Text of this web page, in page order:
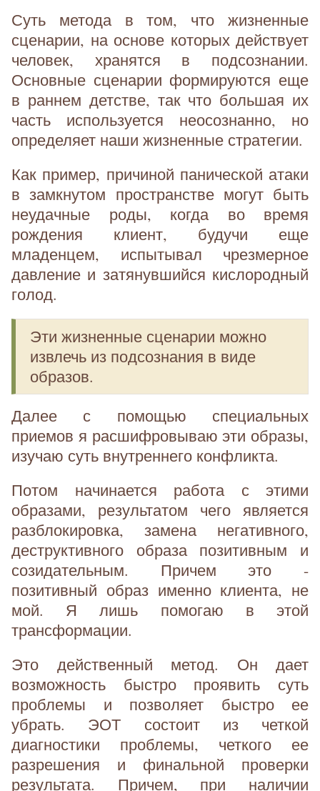
Суть метода в том, что жизненные
сценарии, на основе которых действует
человек, хранятся в подсознании.
Основные сценарии формируются еще
в раннем детстве, так что большая их
часть используется неосознанно, но
определяет наши жизненные стратегии.
Как пример, причиной панической атаки
в замкнутом пространстве могут быть
неудачные роды, когда во время
рождения клиент, будучи еще
младенцем, испытывал чрезмерное
давление и затянувшийся кислородный
голод.
Эти жизненные сценарии можно
извлечь из подсознания в виде
образов.
Далее с помощью специальных
приемов я расшифровываю эти образы,
изучаю суть внутреннего конфликта.
Потом начинается работа с этими
образами, результатом чего является
разблокировка, замена негативного,
деструктивного образа позитивным и
созидательным. Причем это -
позитивный образ именно клиента, не
мой. Я лишь помогаю в этой
трансформации.
Это действенный метод. Он дает
возможность быстро проявить суть
проблемы и позволяет быстро ее
убрать. ЭОТ состоит из четкой
диагностики проблемы, четкого ее
разрешения и финальной проверки
результата. Причем, при наличии